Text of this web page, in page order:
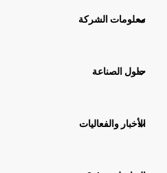
معلومات الشركة
حلول الصناعة
الأخبار والفعاليات